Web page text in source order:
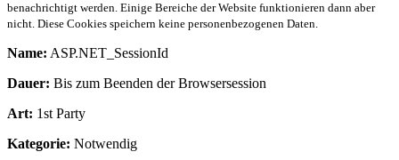
benachrichtigt werden. Einige Bereiche der Website funktionieren dann aber
nicht. Diese Cookies speichern keine personenbezogenen Daten.
Name: ASP.NET_SessionId
Dauer: Bis zum Beenden der Browsersession
Art: 1st Party
Kategorie: Notwendig